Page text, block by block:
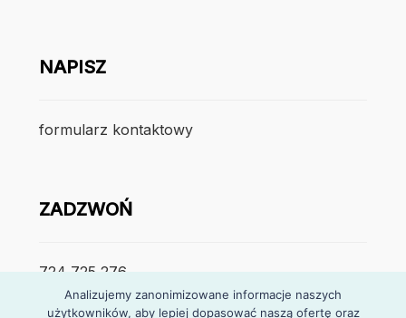
NAPISZ
formularz kontaktowy
ZADZWOŃ
724 725 276
Analizujemy zanonimizowane informacje naszych
użytkowników, aby lepiej dopasować naszą ofertę oraz